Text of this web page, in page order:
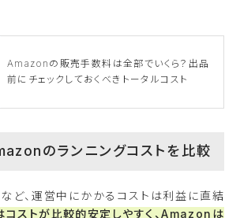
Amazonの販売手数料は全部でいくら？出品
前にチェックしておくべきトータルコスト
のランニングコストを比較
ど、運営中にかかるコストは利益に直結
ストが比較的安定しやすく、Amazonは